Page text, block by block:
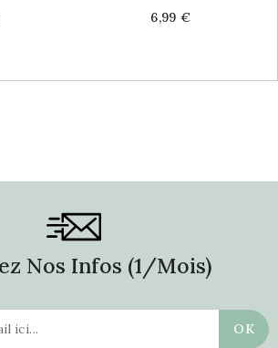
Price
6,99 €
Nos Infos (1/mois)